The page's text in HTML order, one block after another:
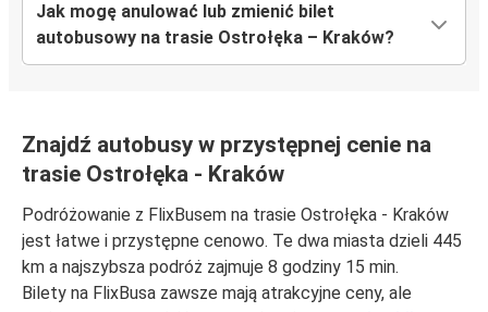
Jak mogę anulować lub zmienić bilet
autobusowy na trasie Ostrołęka – Kraków?
Znajdź autobusy w przystępnej cenie na
trasie Ostrołęka - Kraków
Podróżowanie z FlixBusem na trasie Ostrołęka - Kraków
jest łatwe i przystępne cenowo. Te dwa miasta dzieli 445
km a najszybsza podróż zajmuje 8 godziny 15 min.
Bilety na FlixBusa zawsze mają atrakcyjne ceny, ale